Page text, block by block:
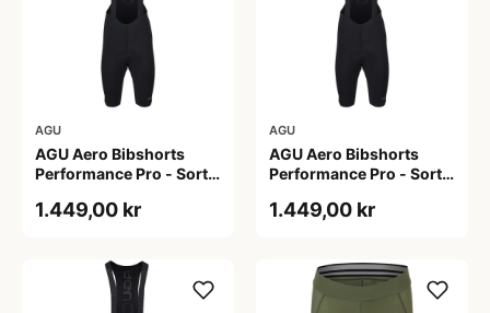
AGU
AGU Aero Bibshorts
Performance Pro - Sort -
1.449,00 kr
AGU
AGU Aero Bibshorts
Performance Pro - Sort -
1.449,00 kr